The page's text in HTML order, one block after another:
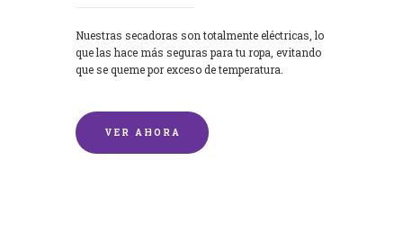
Nuestras secadoras son totalmente eléctricas, lo
que las hace más seguras para tu ropa, evitando
que se queme por exceso de temperatura.
VER AHORA